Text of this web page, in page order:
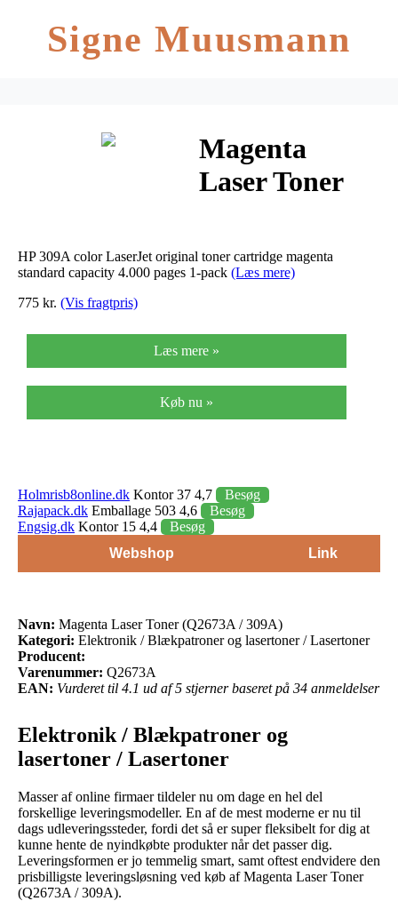
Signe Muusmann
Magenta
Laser Toner
309A)
HP 309A color LaserJet original toner cartridge magenta
standard capacity 4.000 pages 1-pack (Læs mere)
775 kr. (Vis fragtpris)
Læs mere »
Køb nu »
Holmrisb8online.dk Kontor 37 4,7
Besøg
Rajapack.dk Emballage 503 4,6
Besøg
Engsig.dk Kontor 15 4,4
Besøg
Webshop
Link
Navn: Magenta Laser Toner (Q2673A / 309A)
Kategori: Elektronik / Blækpatroner og lasertoner / Lasertoner
Producent:
Varenummer: Q2673A
EAN: Vurderet til 4.1 ud af 5 stjerner baseret på 34 anmeldelser
Elektronik / Blækpatroner og
lasertoner / Lasertoner
Masser af online firmaer tildeler nu om dage en hel del
forskellige leveringsmodeller. En af de mest moderne er nu til
dags udleveringssteder, fordi det så er super fleksibelt for dig at
kunne hente de nyindkøbte produkter når det passer dig.
Leveringsformen er jo temmelig smart, samt oftest endvidere den
prisbilligste leveringsløsning ved køb af Magenta Laser Toner
(Q2673A / 309A).